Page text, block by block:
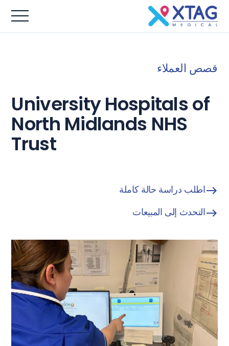
University Hospitals of
North Midlands NHS
Trust
قصص العملاء
اطلب دراسة حالة كاملة
التحدث إلى المبيعات